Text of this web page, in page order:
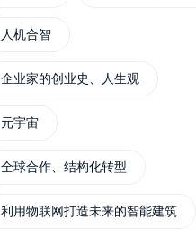
人机合智
企业家的创业史、人生观
元宇宙
全球合作、结构化转型
利用物联网打造未来的智能建筑